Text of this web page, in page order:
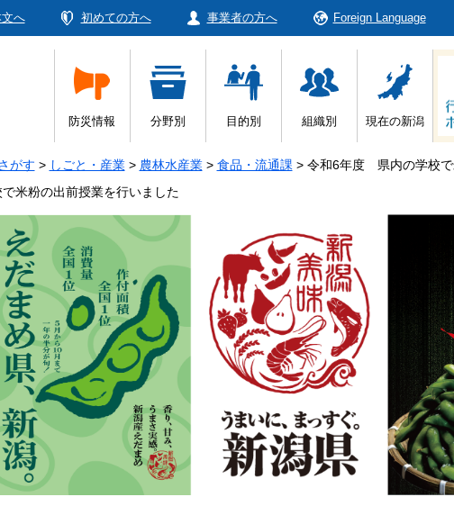
へ 初めての方へ 事業者の方へ Foreign Language
防災情報 分野別 目的別 組織別 現在の新潟
がす > しごと・産業 > 農林水産業 > 食品・流通課 > 令和6年度 県内の学校で
米粉の出前授業を行いました